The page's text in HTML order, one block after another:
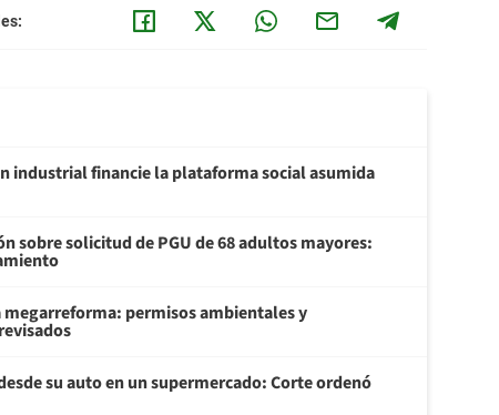
industrial financie la plataforma social asumida
sobre solicitud de PGU de 68 adultos mayores:
permisos ambientales y
su auto en un supermercado: Corte ordenó